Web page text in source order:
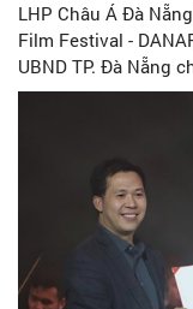
LHP Châu Á Đà
Film Festival -
UBND TP. Đà Nẵng
ảnh Việt Nam
ngày 2-6.7.2024 tại